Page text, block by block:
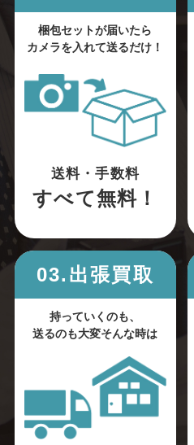
梱包セットが届いたら
カメラを入れて送るだけ！
送料・手数料
すべて無料！
03.出張買取
持っていくのも、
送るのも大変そんな時は